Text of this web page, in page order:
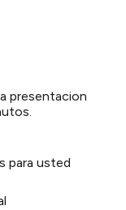
presentacion
para usted